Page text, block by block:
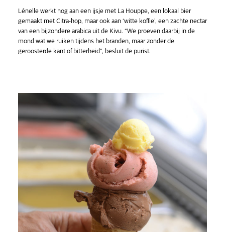
Lénelle werkt nog aan een ijsje met La Houppe, een lokaal bier
gemaakt met Citra-hop, maar ook aan ‘witte koffie’, een zachte nectar
van een bijzondere arabica uit de Kivu. “We proeven daarbij in de
mond wat we ruiken tijdens het branden, maar zonder de
geroosterde kant of bitterheid”, besluit de purist.